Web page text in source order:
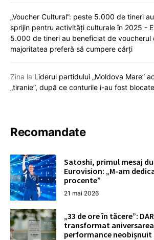
„Voucher Cultural”: peste 5.000 de tineri
sprijin pentru activități culturale în 2025 -
5.000 de tineri au beneficiat de
majoritatea preferă să cumpere cărți
Zina la Liderul partidului „Moldova Mare”
„tiranie”, după ce conturile i-au fost blocate
Recomandate
Satoshi, primul mesaj
Eurovision: „M-am
procente”
21 mai 2026
„33 de ore în tăcere”:
transformat
performance neobișnuit